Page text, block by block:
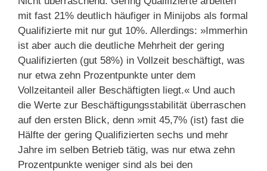
mit fast 21% deutlich häufiger in Minijobs als formal
Qualifizierte mit nur gut 10%. Allerdings: »Immerhin
ist aber auch die deutliche Mehrheit der gering
Qualifizierten (gut 58%) in Vollzeit beschäftigt, was
nur etwa zehn Prozentpunkte unter dem
Vollzeitanteil aller Beschäftigten liegt.« Und auch
die Werte zur Beschäftigungsstabilität überraschen
auf den ersten Blick, denn »mit 45,7% (ist) fast die
Hälfte der gering Qualifizierten sechs und mehr
Jahre im selben Betrieb tätig, was nur etwa zehn
Prozentpunkte weniger sind als bei den